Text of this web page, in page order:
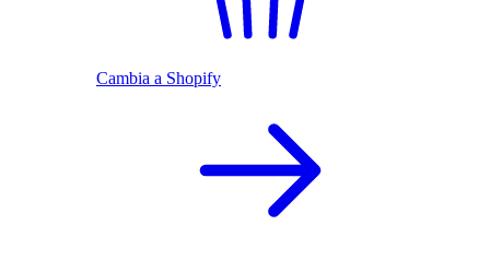
Cambia a Shopify